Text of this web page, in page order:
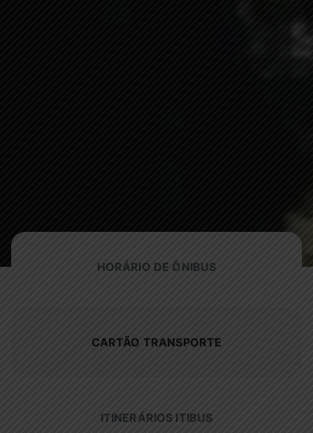
HORÁRIO DE ÔNIBUS
CARTÃO TRANSPORTE
ITINERÁRIOS ITIBUS